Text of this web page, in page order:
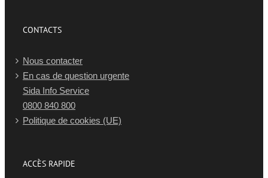
CONTACTS
Nous contacter
En cas de question urgente
Sida Info Service
0800 840 800
Politique de cookies (UE)
ACCÈS RAPIDE